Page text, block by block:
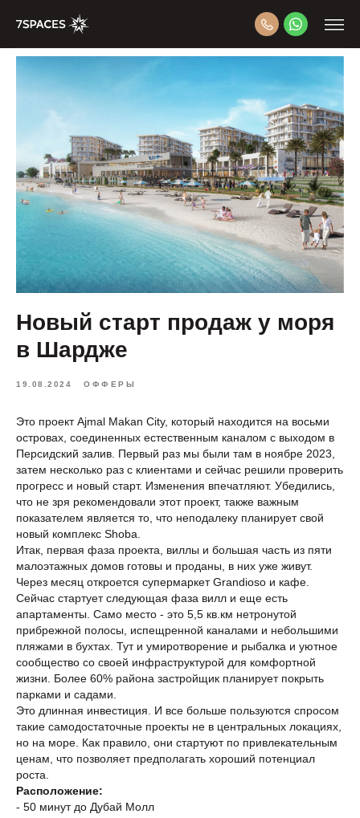
Новый старт продаж у моря
в Шардже
19.08.2024 ОФФЕРЫ
Это проект Ajmal Makan City, который находится на восьми
островах, соединенных естественным каналом с выходом в
Персидский залив. Первый раз мы были там в ноябре 2023,
затем несколько раз с клиентами и сейчас решили проверить
прогресс и новый старт. Изменения впечатляют. Убедились,
что не зря рекомендовали этот проект, также важным
показателем является то, что неподалеку планирует свой
новый комплекс Shoba.
Итак, первая фаза проекта, виллы и большая часть из пяти
малоэтажных домов готовы и проданы, в них уже живут.
Через месяц откроется супермаркет Grandioso и кафе.
Сейчас стартует следующая фаза вилл и еще есть
апартаменты. Само место - это 5,5 кв.км нетронутой
прибрежной полосы, испещренной каналами и небольшими
пляжами в бухтах. Тут и умиротворение и рыбалка и уютное
сообщество со своей инфраструктурой для комфортной
жизни. Более 60% района застройщик планирует покрыть
парками и садами.
Это длинная инвестиция. И все больше пользуются спросом
такие самодостаточные проекты не в центральных локациях,
но на море. Как правило, они стартуют по привлекательным
ценам, что позволяет предполагать хороший потенциал
роста.
Расположение:
- 50 минут до Дубай Молл